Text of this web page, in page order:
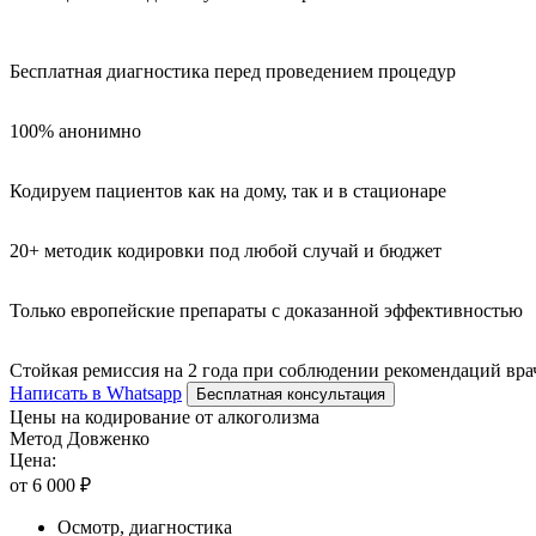
Бесплатная диагностика перед проведением процедур
100% анонимно
Кодируем пациентов как на дому, так и в стационаре
20+ методик кодировки под любой случай и бюджет
Только европейские препараты с доказанной эффективностью
Стойкая ремиссия на 2 года при соблюдении рекомендаций
Написать в Whatsapp
Бесплатная консультация
Цены на кодирование от алкоголизма
Метод Довженко
Цена:
от 6 000 ₽
Осмотр, диагностика